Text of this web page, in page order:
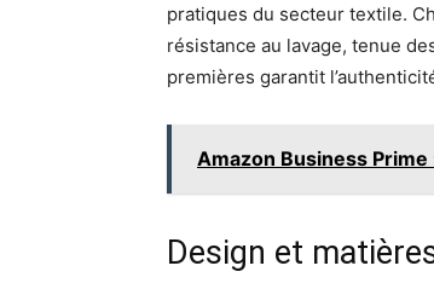
pratiques du secteur textile.
résistance au lavage, tenue
premières garantit
Amazon Business
Design et